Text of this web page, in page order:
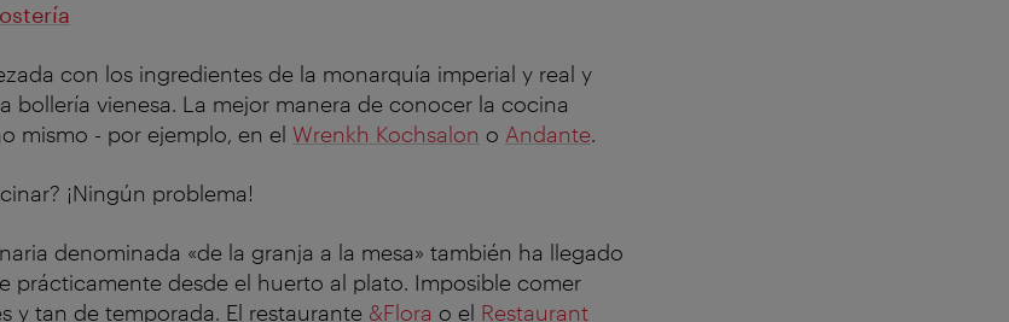
con los ingredientes de la monarquía imperial y real y
bollería vienesa. La mejor manera de conocer la cocina
mismo - por ejemplo, en el Wrenkh Kochsalon o Andante.
¡Ningún problema!
denominada «de la granja a la mesa» también ha llegado
prácticamente desde el huerto al plato. Imposible comer
y tan de temporada. El restaurante &Flora o el Restaurant